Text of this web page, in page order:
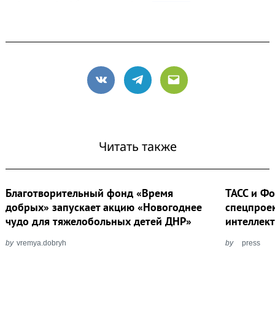
VK Telegram
Email
Читать также
Благотворительный фонд «Время
добрых» запускает акцию «Новогоднее
чудо для тяжелобольных детей ДНР»
by vremya.dobryh
ТАСС и
by press